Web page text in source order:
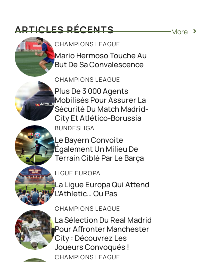
ARTICLES RÉCENTS More
CHAMPIONS LEAGUE
Mario Hermoso Touche Au
But De Sa Convalescence
CHAMPIONS LEAGUE
Plus De 3 000 Agents
Mobilisés Pour Assurer La
Sécurité Du Match Madrid-
City Et Atlético-Borussia
BUNDESLIGA
Le Bayern Convoite
Également Un Milieu De
Terrain Ciblé Par Le Barça
LIGUE EUROPA
La Ligue Europa Qui Attend
L’Athletic… Ou Pas
CHAMPIONS LEAGUE
La Sélection Du Real Madrid
Pour Affronter Manchester
City : Découvrez Les
Joueurs Convoqués !
CHAMPIONS LEAGUE